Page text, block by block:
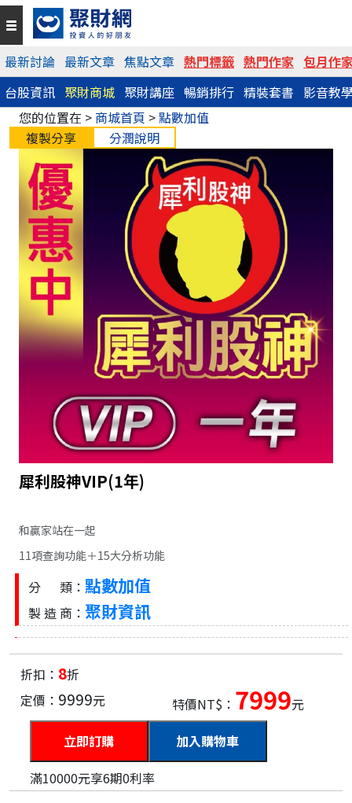
最新討論 最新文章 焦點文章 熱門標籤 熱門作家 包月作
台股資訊 聚財商城 聚財講座 暢銷排行 精裝套書 影音教
您的位置在 > 商城首頁 >點數加值
複製分享
分潤說明
犀利股神VIP(1年)
和贏家站在一起
11項查詢功能＋15大分析功能
分 類： 點數加值
製 造 商： 聚財資訊
折扣： 8折
定價： 9999元 特價NT$： 7999元
加入購物車
滿10000元享6期0利率